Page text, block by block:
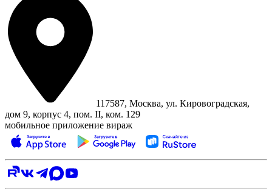
117587, Москва, ул. Кировоградская,
дом 9, корпус 4, пом. II, ком. 129
мобильное приложение вираж